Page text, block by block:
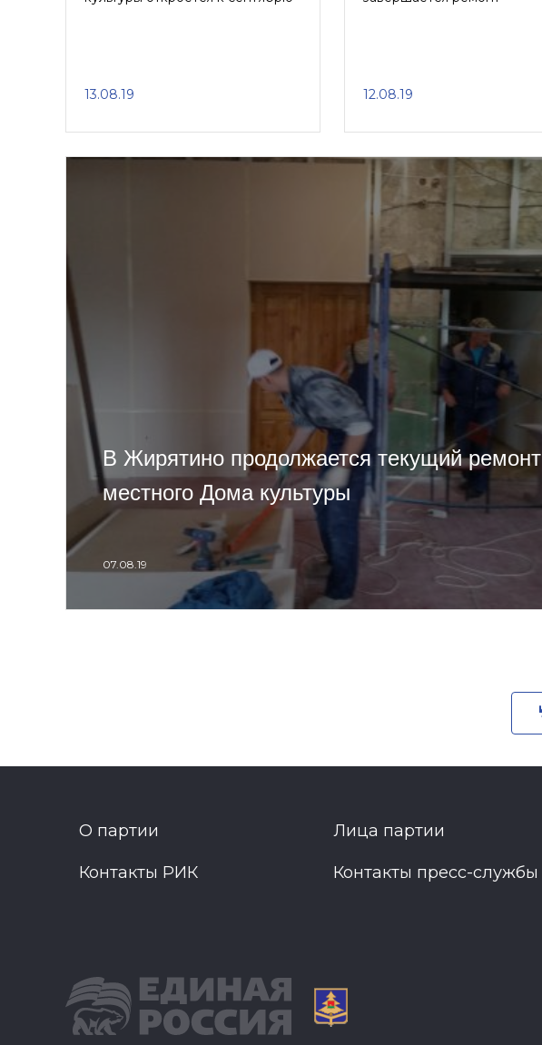
13.08.19 12.08.19
В Жирятино продолжается текущий ремонт
местного Дома культуры
07.08.19
О партии Лица партии
Контакты РИК Контакты пресс-службы